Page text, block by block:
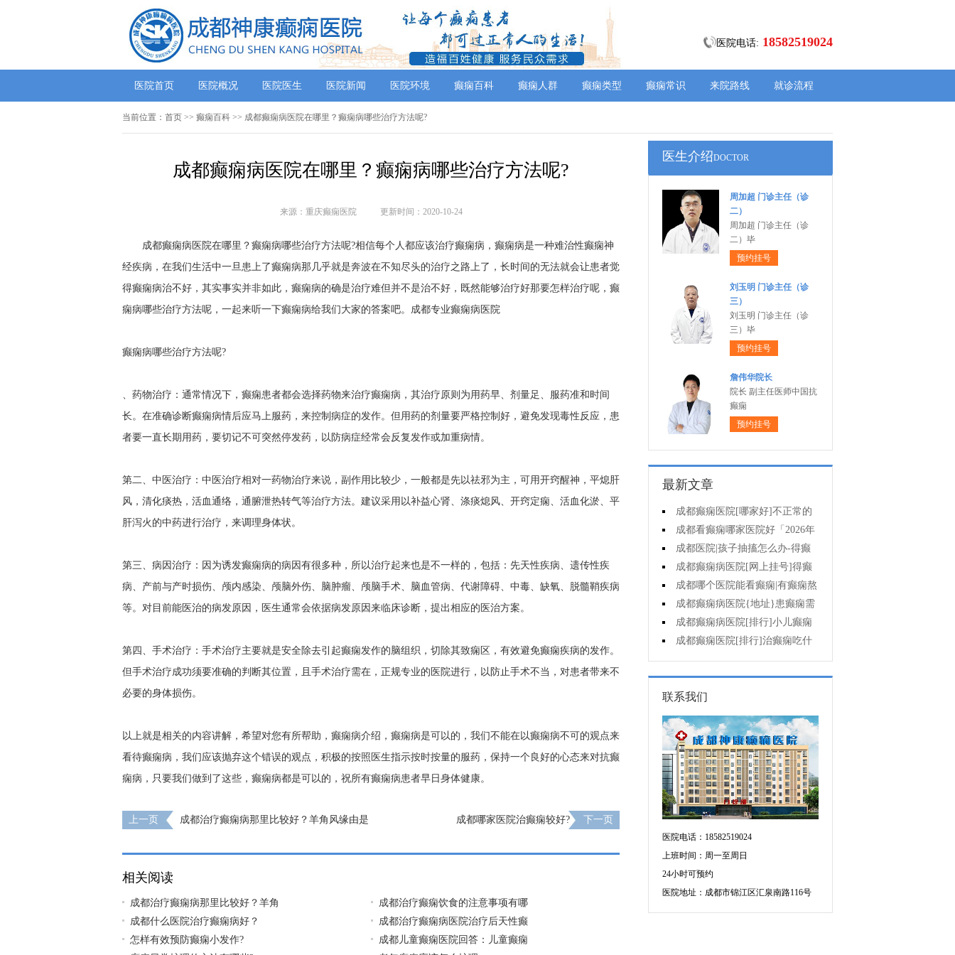
医院电话: 18582519024
医院首页 医院概况 医院医生 医院新闻 医院环境 癫痫百科 癫痫人群 癫痫类型 癫痫常识 来院路线 就诊流程
当前位置： 首页 >> 癫痫百科 >> 成都癫痫病医院在哪里？癫痫病哪些治疗方法呢?
成都癫痫病医院在哪里？癫痫病哪些治疗方法呢?
来源：重庆癫痫医院 更新时间：2020-10-24
成都癫痫病医院在哪里？癫痫病哪些治疗方法呢?相信每个人都应该治疗癫痫病，癫痫病是一种难治性癫痫神
经疾病，在我们生活中一旦患上了癫痫病那几乎就是奔波在不知尽头的治疗之路上了，长时间的无法就会让患者觉
得癫痫病治不好，其实事实并非如此，癫痫病的确是治疗难但并不是治不好，既然能够治疗好那要怎样治疗呢，癫
痫病哪些治疗方法呢，一起来听一下癫痫病给我们大家的答案吧。 成都专业癫痫病医院
癫痫病哪些治疗方法呢?
、药物治疗：通常情况下，癫痫患者都会选择药物来治疗癫痫病，其治疗原则为用药早、剂量足、服药准和时间
长。在准确诊断癫痫病情后应马上服药，来控制病症的发作。但用药的剂量要严格控制好，避免发现毒性反应，患
者要一直长期用药，要切记不可突然停发药，以防病症经常会反复发作或加重病情。
第二、中医治疗：中医治疗相对一药物治疗来说，副作用比较少，一般都是先以祛邪为主，可用开窍醒神，平熄肝
风，清化痰热，活血通络，通腑泄热转气等治疗方法。建议采用以补益心肾、涤痰熄风、开窍定痫、活血化淤、平
肝泻火的中药进行治疗，来调理身体状。
第三、病因治疗：因为诱发癫痫病的病因有很多种，所以治疗起来也是不一样的，包括：先天性疾病、遗传性疾
病、产前与产时损伤、颅内感染、颅脑外伤、脑肿瘤、颅脑手术、脑血管病、代谢障碍、中毒、缺氧、脱髓鞘疾病
等。对目前能医治的病发原因，医生通常会依据病发原因来临床诊断，提出相应的医治方案。
第四、手术治疗：手术治疗主要就是安全除去引起癫痫发作的脑组织，切除其致痫区，有效避免癫痫疾病的发作。
但手术治疗成功须要准确的判断其位置，且手术治疗需在，正规专业的医院进行，以防止手术不当，对患者带来不
必要的身体损伤。
以上就是相关的内容讲解，希望对您有所帮助，癫痫病介绍，癫痫病是可以的，我们不能在以癫痫病不可的观点来
看待癫痫病，我们应该抛弃这个错误的观点，积极的按照医生指示按时按量的服药，保持一个良好的心态来对抗癫
痫病，只要我们做到了这些，癫痫病都是可以的，祝所有癫痫病患者早日身体健康。
上一页
成都治疗癫痫病那里比较好？羊角风缘由是
成都哪家医院治癫痫较好? 下一页
相关阅读
成都治疗癫痫病那里比较好？羊角
成都治疗癫痫饮食的注意事项有哪
成都什么医院治疗癫痫病好？
成都治疗癫痫病医院治疗后天性癫
怎样有效预防癫痫小发作?
成都儿童癫痫医院回答：儿童癫痫
医生介绍DOCTOR
周加超 门诊主任（诊
二）
周加超 门诊主任（诊
二）毕
预约挂号
刘玉明 门诊主任（诊
三）
刘玉明 门诊主任（诊
三）毕
预约挂号
詹伟华院长
院长 副主任医师中国抗
癫痫
预约挂号
最新文章
成都癫痫医院[哪家好]不正常的
脑电图意味着什么?
成都看癫痫哪家医院好「2026年
度公布」癫痫诊断是要确定病情情
况吗?
成都医院|孩子抽搐怎么办-得癫
痫后不能治疗吗?
成都癫痫病医院[网上挂号]得癫
痫会有哪些问题?
成都哪个医院能看癫痫|有癫痫熬
夜可取吗?
成都癫痫病医院{地址}患癫痫需
住院治疗吗?
成都癫痫病医院[排行]小儿癫痫
要做好哪些预防?
成都癫痫医院[排行]治癫痫吃什
么药好呢?
联系我们
医院电话：18582519024
上班时间：周一至周日
24小时可预约
医院地址：成都市锦江区汇泉南路116号